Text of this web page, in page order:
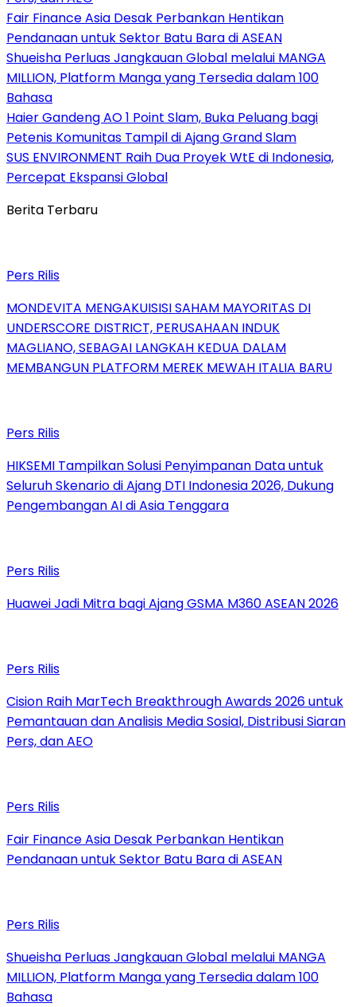
Fair Finance Asia Desak Perbankan Hentikan
Pendanaan untuk Sektor Batu Bara di ASEAN
Shueisha Perluas Jangkauan Global melalui MANGA
MILLION, Platform Manga yang Tersedia dalam 100
Bahasa
Haier Gandeng AO 1 Point Slam, Buka Peluang bagi
Petenis Komunitas Tampil di Ajang Grand Slam
SUS ENVIRONMENT Raih Dua Proyek WtE di Indonesia,
Percepat Ekspansi Global
Berita Terbaru
Pers Rilis
MONDEVITA MENGAKUISISI SAHAM MAYORITAS DI
UNDERSCORE DISTRICT, PERUSAHAAN INDUK
MAGLIANO, SEBAGAI LANGKAH KEDUA DALAM
MEMBANGUN PLATFORM MEREK MEWAH ITALIA BARU
Pers Rilis
HIKSEMI Tampilkan Solusi Penyimpanan Data untuk
Seluruh Skenario di Ajang DTI Indonesia 2026, Dukung
Pengembangan AI di Asia Tenggara
Pers Rilis
Huawei Jadi Mitra bagi Ajang GSMA M360 ASEAN 2026
Pers Rilis
Cision Raih MarTech Breakthrough Awards 2026 untuk
Pemantauan dan Analisis Media Sosial, Distribusi Siaran
Pers, dan AEO
Pers Rilis
Fair Finance Asia Desak Perbankan Hentikan
Pendanaan untuk Sektor Batu Bara di ASEAN
Pers Rilis
Shueisha Perluas Jangkauan Global melalui MANGA
MILLION, Platform Manga yang Tersedia dalam 100
Bahasa